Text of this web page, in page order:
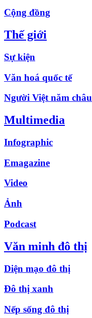
Cộng đồng
Thế giới
Sự kiện
Văn hoá quốc tế
Người Việt năm châu
Multimedia
Infographic
Emagazine
Video
Ảnh
Podcast
Văn minh đô thị
Diện mạo đô thị
Đô thị xanh
Nếp sống đô thị